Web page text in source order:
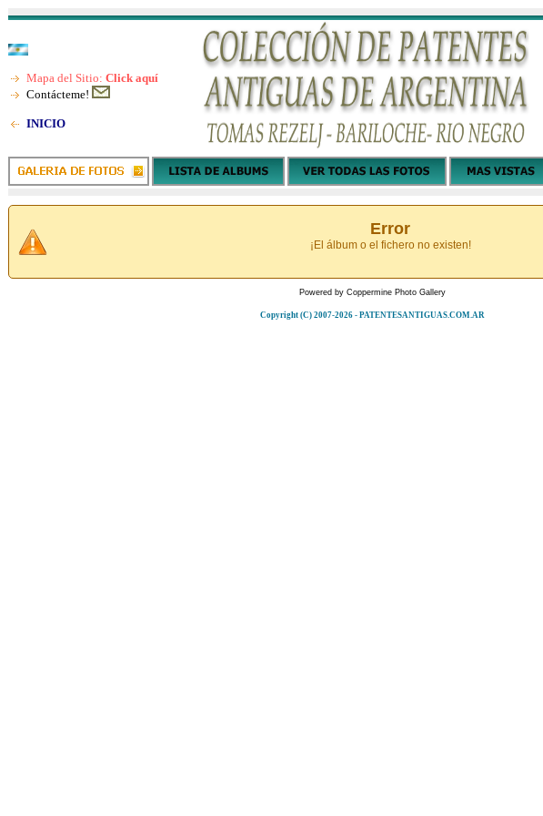
Mapa del Sitio: Click aquí
Contácteme!
INICIO
Error
¡El álbum o el fichero no existen!
Powered by Coppermine Photo Gallery
Copyright (C) 2007-2026 - PATENTESANTIGUAS.COM.AR